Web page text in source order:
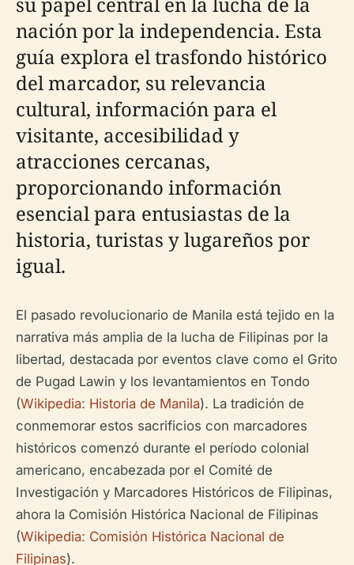
nación por la independencia. Esta
guía explora el trasfondo histórico
del marcador, su relevancia
cultural, información para el
visitante, accesibilidad y
atracciones cercanas,
proporcionando información
esencial para entusiastas de la
historia, turistas y lugareños por
igual.
El pasado revolucionario de Manila está tejido en la
narrativa más amplia de la lucha de Filipinas por la
libertad, destacada por eventos clave como el Grito
de Pugad Lawin y los levantamientos en Tondo
(Wikipedia: Historia de Manila). La tradición de
conmemorar estos sacrificios con marcadores
históricos comenzó durante el período colonial
americano, encabezada por el Comité de
Investigación y Marcadores Históricos de Filipinas,
ahora la Comisión Histórica Nacional de Filipinas
(Wikipedia: Comisión Histórica Nacional de
Filipinas).